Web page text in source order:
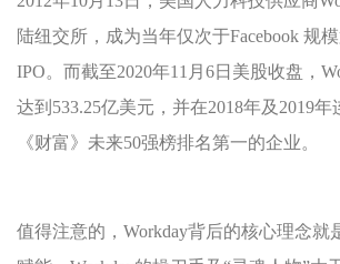
陆纽交所，成为当年仅次于Facebook 规
IPO。而截至2020年11月6日美股收盘，
达到533.25亿美元，并在2018年及2019
《财富》未来50强榜排名第一的企业。
值得注意的，Workday背后的核心理念就